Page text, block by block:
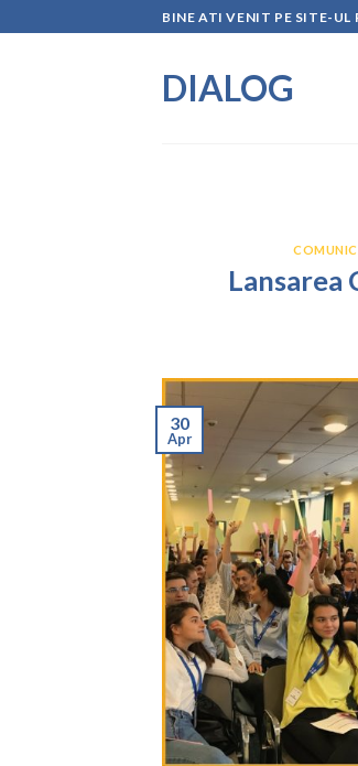
BINE ATI VENIT PE SITE-UL
DIALOG
Lansarea
30
Apr